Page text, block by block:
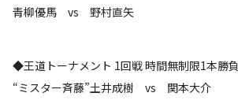
青柳優馬 vs 野村直矢
◆王道トーナメント 1回戦 時間無制限1本勝負
“ミスター斉藤”土井成樹 vs 関本大介